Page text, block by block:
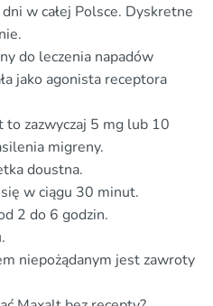
w całej Polsce. Dyskretne
do leczenia napadów
jako agonista receptora
to zazwyczaj 5 mg lub 10
migreny.
doustna.
się w ciągu 30 minut.
2 do 6 godzin.
niepożądanym jest zawroty